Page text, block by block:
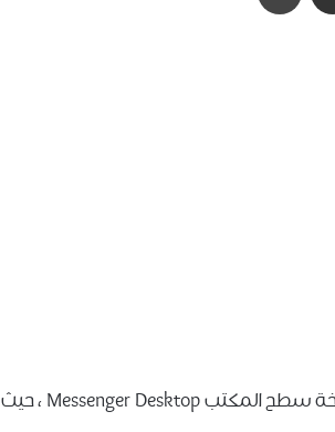
أطلقت ﺷﺮﻛﺔ ﻓﻴﺲ ﺑﻮﻙ اصداراً ﺟﺪﻳﺪﺍً ﻟﺘﻄﺒﻴﻖ ﻣﺎﺳﻨﺠﺮ لنسخة سطح المكتب Messenger Desktop ، ﺣﻴﺚ